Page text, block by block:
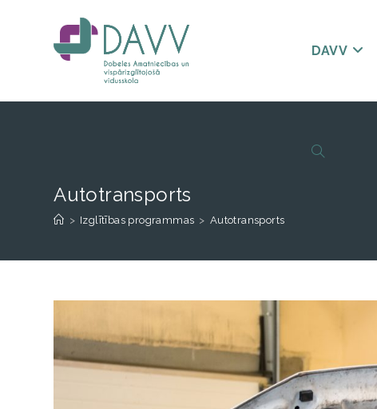
DAVV
Autotransports
> Izglītības programmas > Autotransports